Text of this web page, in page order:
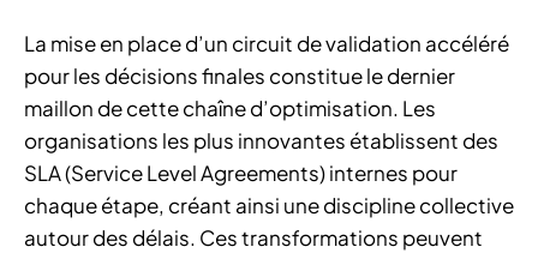
La mise en place d’un circuit de validation accéléré
pour les décisions finales constitue le dernier
maillon de cette chaîne d’optimisation. Les
organisations les plus innovantes établissent des
SLA (Service Level Agreements) internes pour
chaque étape, créant ainsi une discipline collective
autour des délais. Ces transformations peuvent